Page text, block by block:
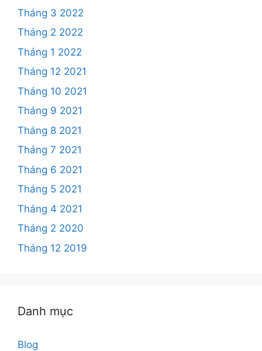
Tháng 3 2022
Tháng 2 2022
Tháng 1 2022
Tháng 12 2021
Tháng 10 2021
Tháng 9 2021
Tháng 8 2021
Tháng 7 2021
Tháng 6 2021
Tháng 5 2021
Tháng 4 2021
Tháng 2 2020
Tháng 12 2019
Danh mục
Blog